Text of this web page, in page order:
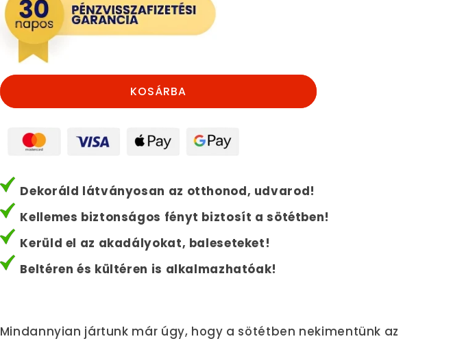
biztonsági
szalag
mennyiségének
csökkentése
biztonsági
szalag
mennyiségének
KOSÁRBA
Dekoráld látványosan az otthonod, udvarod!
Kellemes biztonságos fényt biztosít a sötétben!
Kerüld el az akadályokat, baleseteket!
Beltéren és kültéren is alkalmazhatóak!
Mindannyian jártunk már úgy, hogy a sötétben nekimentünk az